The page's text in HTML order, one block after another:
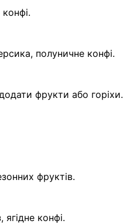
полуничне конфі.
фрукти або горіхи.
фруктів.
конфі.